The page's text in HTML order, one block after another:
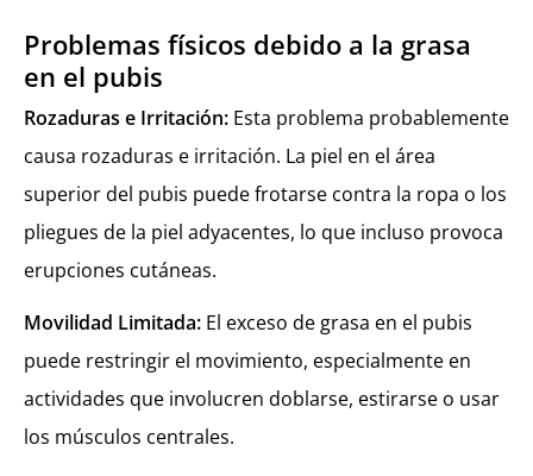
Problemas físicos debido a la grasa
en el pubis
Rozaduras e Irritación: Esta problema probablemente
causa rozaduras e irritación. La piel en el área
superior del pubis puede frotarse contra la ropa o los
pliegues de la piel adyacentes, lo que incluso provoca
erupciones cutáneas.
Movilidad Limitada: El exceso de grasa en el pubis
puede restringir el movimiento, especialmente en
actividades que involucren doblarse, estirarse o usar
los músculos centrales.